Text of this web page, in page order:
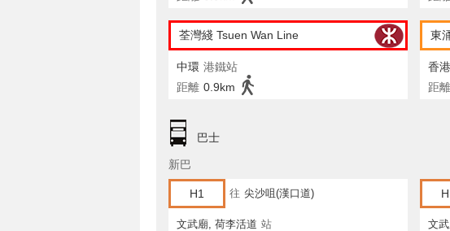
荃灣綫 Tsuen Wan Line
中環 港鐵站
距離 0.9km
東
香港
距離
巴士
新巴
H1 往 尖沙咀(漢口道)
文武廟, 荷李活道 站 文